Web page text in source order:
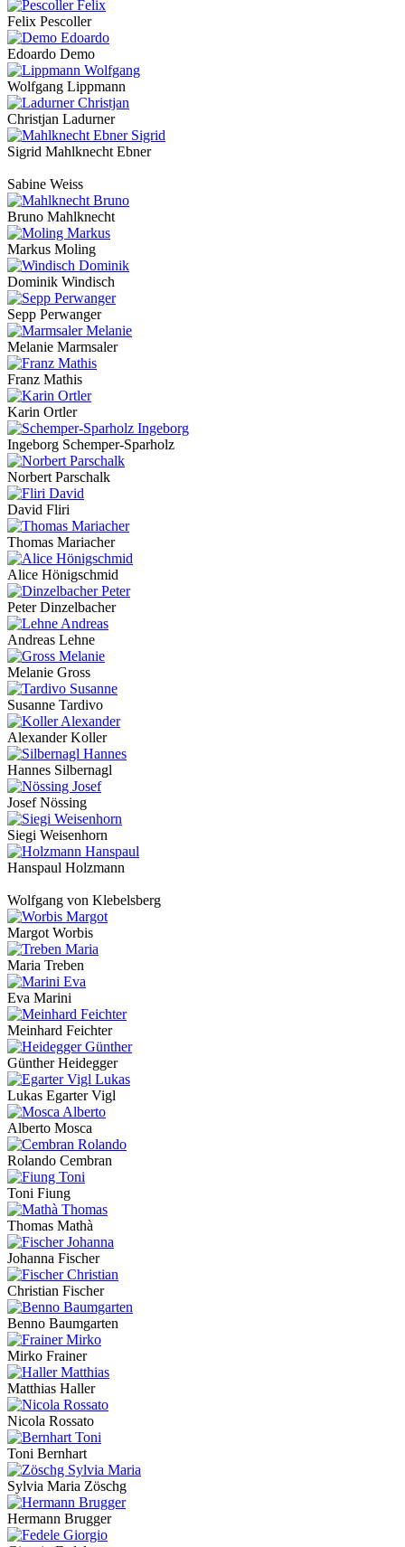
Felix Pescoller
Edoardo Demo
Wolfgang Lippmann
Christjan Ladurner
Sigrid Mahlknecht Ebner
Sabine Weiss
Bruno Mahlknecht
Markus Moling
Dominik Windisch
Sepp Perwanger
Melanie Marmsaler
Franz Mathis
Karin Ortler
Ingeborg Schemper-Sparholz
Norbert Parschalk
David Fliri
Thomas Mariacher
Alice Hönigschmid
Peter Dinzelbacher
Andreas Lehne
Melanie Gross
Susanne Tardivo
Alexander Koller
Hannes Silbernagl
Josef Nössing
Siegi Weisenhorn
Hanspaul Holzmann
Wolfgang von Klebelsberg
Margot Worbis
Maria Treben
Eva Marini
Meinhard Feichter
Günther Heidegger
Lukas Egarter Vigl
Alberto Mosca
Rolando Cembran
Toni Fiung
Thomas Mathà
Johanna Fischer
Christian Fischer
Benno Baumgarten
Mirko Frainer
Matthias Haller
Nicola Rossato
Toni Bernhart
Sylvia Maria Zöschg
Hermann Brugger